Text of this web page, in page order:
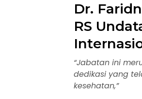
Dr.
RS
“Jabatan ini
dedikasi yang
kesehatan,”